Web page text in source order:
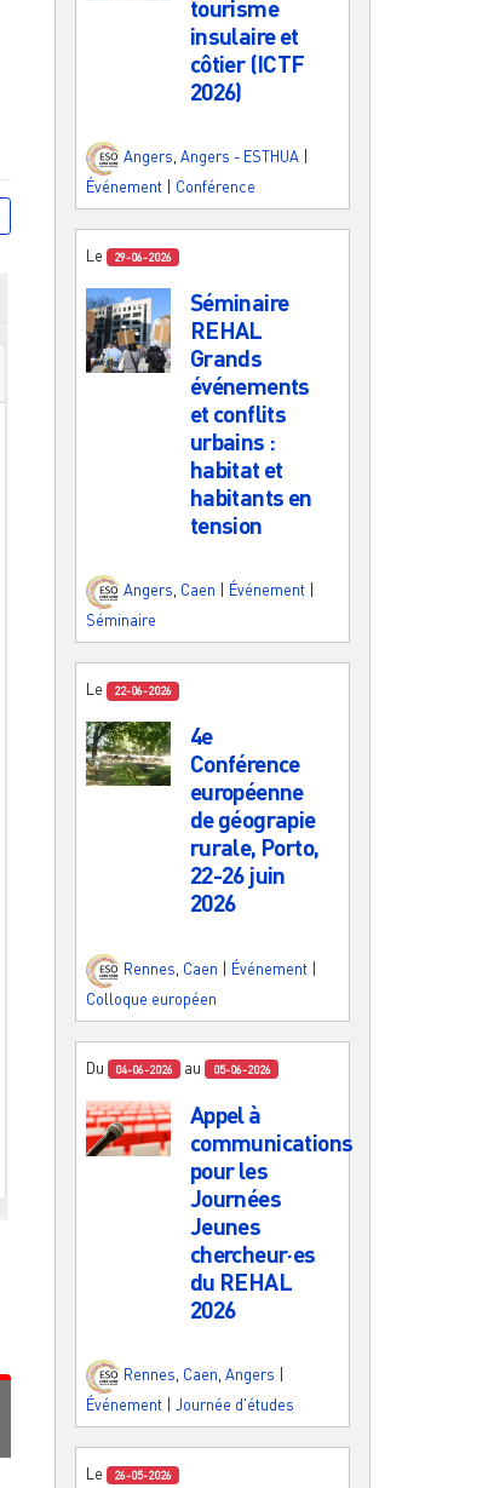
tourisme
insulaire et
côtier (ICTF
2026)
Angers Angers - ESTHUA
Événement
Conférence
Le 29-06-2026
Séminaire
REHAL
Grands
événements
et conflits
urbains :
habitat et
habitants en
tension
Angers, Caen Événement
Séminaire
Le 22-06-2026
4e
Conférence
européenne
de géograpie
rurale, Porto,
22-26 juin
2026
Rennes Caen Événement
Colloque européen
Du 04-06-2026 au 05-06-2026
Appel à
communications
pour les
Journées
Jeunes
chercheur·es
du REHAL
2026
Rennes, Caen, Angers
Événement
Journée d'études
Le 26-05-2026